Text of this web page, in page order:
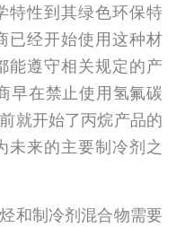
特性到其绿色环保特
已经开始使用这种材
能遵守相关规定的产
早在禁止使用氢氟碳
就开始了丙烷产品的
来的主要制冷剂之
和制冷剂混合物需要